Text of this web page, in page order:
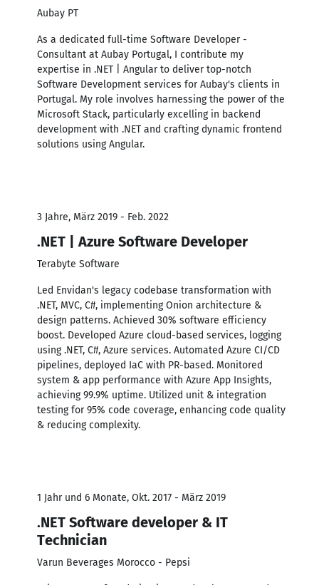
Aubay PT
As a dedicated full-time Software Developer -
Consultant at Aubay Portugal, I contribute my
expertise in .NET | Angular to deliver top-notch
Software Development services for Aubay's clients in
Portugal. My role involves harnessing the power of the
Microsoft Stack, particularly excelling in backend
development with .NET and crafting dynamic frontend
solutions using Angular.
3 Jahre, März 2019 - Feb. 2022
.NET | Azure Software Developer
Terabyte Software
Led Envidan's legacy codebase transformation with
.NET, MVC, C#, implementing Onion architecture &
design patterns. Achieved 30% software efficiency
boost. Developed Azure cloud-based services, logging
using .NET, C#, Azure services. Automated Azure CI/CD
pipelines, deployed IaC with PR-based. Monitored
system & app performance with Azure App Insights,
achieving 99.9% uptime. Utilized unit & integration
testing for 95% code coverage, enhancing code quality
& reducing complexity.
1 Jahr und 6 Monate, Okt. 2017 - März 2019
.NET Software developer & IT
Technician
Varun Beverages Morocco - Pepsi